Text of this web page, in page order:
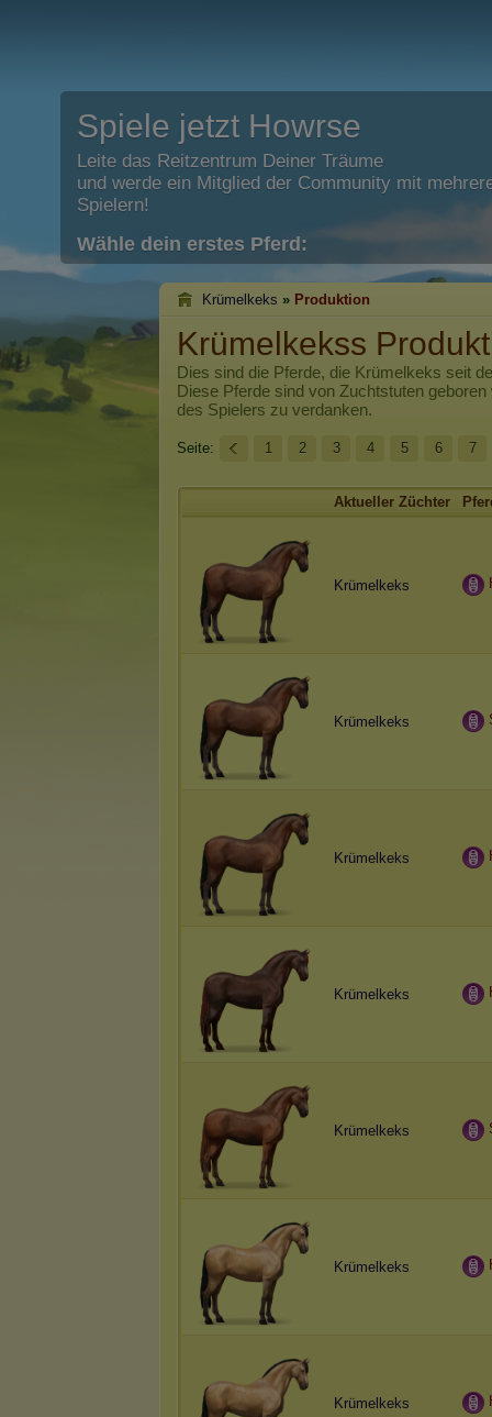
Spiele jetzt Howrse
Leite das Reitzentrum Deiner Träume
und werde ein Mitglied der Community mit
Spielern!
Wähle dein erstes Pferd:
Krümelkeks » Produktion
Krümelkekss
Dies sind die Pferde, die Krümelkeks seit
Diese Pferde sind von Zuchtstuten
des Spielers zu verdanken.
Seite: 1 2 3 4 5 6 7
Aktueller Züchter
Krümelkeks
Krümelkeks
Krümelkeks
Krümelkeks
Krümelkeks
Krümelkeks
Krümelkeks